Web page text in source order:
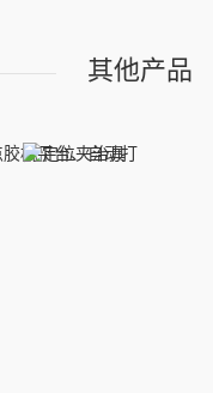
其他产品